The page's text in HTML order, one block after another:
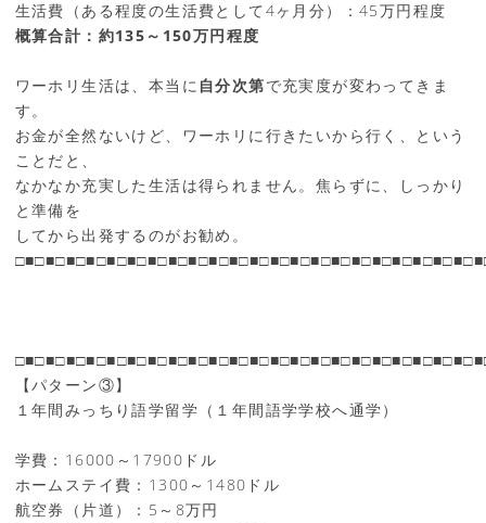
生活費（ある程度の生活費として4ヶ月分）：45万円程度
概算合計：約135～150万円程度
ワーホリ生活は、本当に 自分次第で充実度が変わってきま
す。
お金が全然ないけど、ワーホリに行きたいから行く、という
ことだと、
なかなか充実した生活は得られません。焦らずに、しっかり
と準備を
してから出発するのがお勧め。
【パターン③】
１年間みっちり語学留学（１年間語学学校へ通学）
学費：16000～17900ドル
ホームステイ費：1300～1480ドル
航空券（片道）：5～8万円